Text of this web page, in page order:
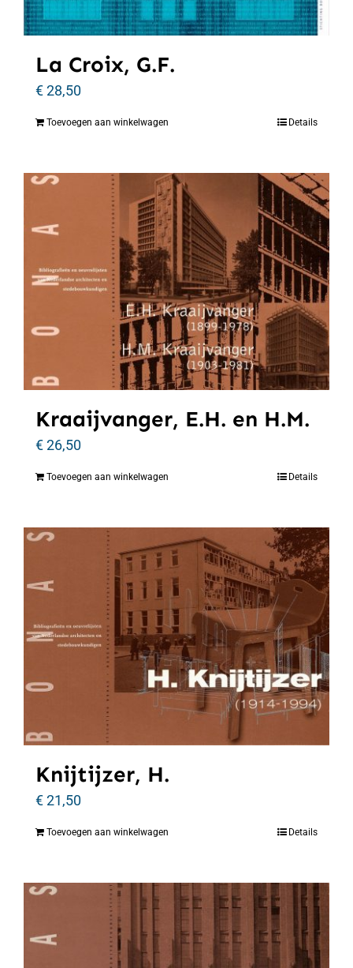
La Croix, G.F.
€28,50
Toevoegen aan winkelwagen Details
Kraaijvanger, E.H. en H.M.
€26,50
Toevoegen aan winkelwagen Details
Knijtijzer, H.
€21,50
Toevoegen aan winkelwagen Details